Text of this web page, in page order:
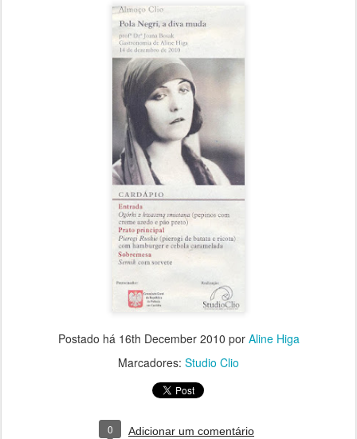
Postado há 16th December 2010 por Aline Higa
Marcadores: Studio Clio
0 Adicionar um comentário